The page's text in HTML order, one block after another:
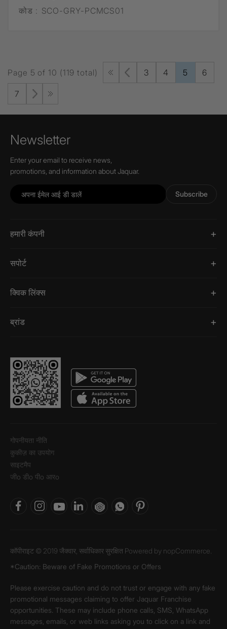
कोड : SCO-GRY-PCMCS01
Page 5 of 10 (119 total) 3 4 5 6
7
Newsletter
Enter your email to receive news,
promotions, and information about Jaquar.
Subscribe
हमारी कंपनी
सपोर्ट
क्विक लिंक्स
ब्रांड
गोपनीयता नीति
कुकीज़ का उपयोग
साइटमैप
जीo डीo पीo आरo
कॉपीराइट © 2019 जैक्वार, सर्वाधिकार सुरक्षित Powered by nopCommerce.
*Caution: Beware of Fake Promotions or Offers
Please exercise caution and do not trust or engage with any fake
promotional messages claiming to offer Jaquar Franchise
opportunities. These may include phone calls, SMS, WhatsApp
messages, emails, or web links asking you to click on a link and